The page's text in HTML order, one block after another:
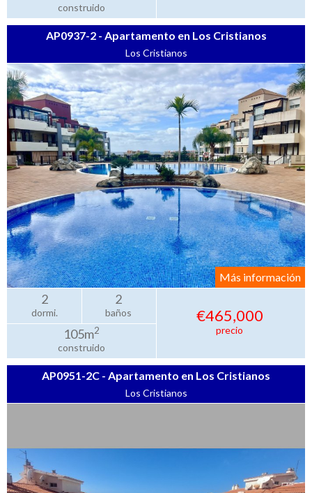
construido
AP0937-2 - Apartamento en Los Cristianos
Los Cristianos
Más información
2
dormi.
2
baños
105m2
construido
€465,000
precio
AP0951-2C - Apartamento en Los Cristianos
Los Cristianos